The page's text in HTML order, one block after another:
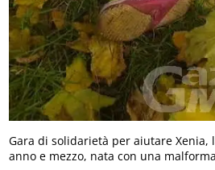
Gara di solidarietà per aiutare Xenia,
anno e mezzo, nata con una